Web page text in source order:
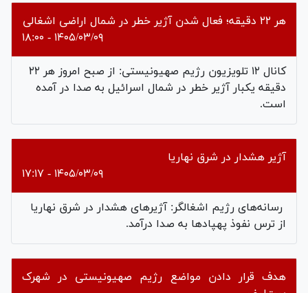
هر ۲۲ دقیقه؛ فعال شدن آژیر خطر در شمال اراضی اشغالی
۱۴۰۵/۰۳/۰۹ - ۱۸:۰۰
کانال ۱۲ تلویزیون رژیم صهیونیستی: از صبح امروز هر ۲۲
دقیقه یکبار آژیر خطر در شمال اسرائیل به صدا در آمده
است.
آژیر هشدار در شرق نهاریا
۱۴۰۵/۰۳/۰۹ - ۱۷:۱۷
رسانه‌های رژیم اشغالگر: آژیرهای هشدار در شرق نهاریا
از ترس نفوذ پهپادها به صدا درآمد.
هدف قرار دادن مواضع رژیم صهیونیستی در شهرک